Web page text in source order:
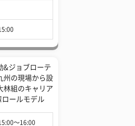
&ジョブローテ
州の現場から設
林組のキャリア
ロールモデル
〜16:00